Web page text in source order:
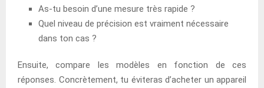
As-tu besoin d’une mesure très rapide ?
Quel niveau de précision est vraiment nécessaire
dans ton cas ?
Ensuite, compare les modèles en fonction de ces
réponses. Concrètement, tu éviteras d’acheter un appareil